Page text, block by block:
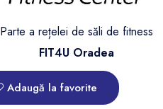
Parte a rețelei de săli de fitness
FIT4U Oradea
Adaugă la favorite